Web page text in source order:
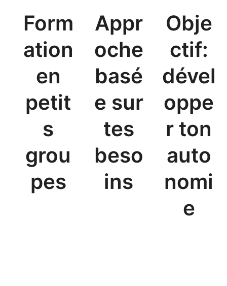
Form
ation
en
petit
s
grou
pes
Appr
oche
basé
e sur
tes
beso
ins
Obje
ctif:
dével
oppe
r ton
auto
nomi
e